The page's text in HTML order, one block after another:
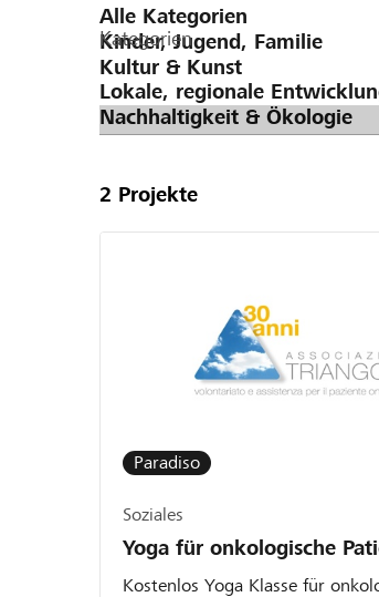
Kategorien
2 Projekte
Paradiso
Soziales
Yoga für onkologische
Kostenlos Yoga Klasse für